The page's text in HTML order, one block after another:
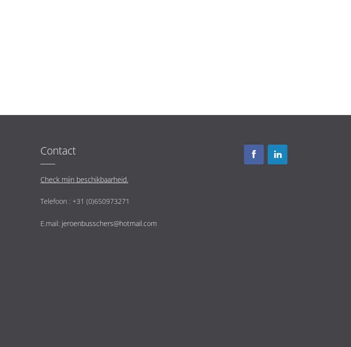
Contact
Check mijn beschikbaarheid.
Telefoon : +31 (0)650973271
E.mail: jeroenbusschers@hotmail.com